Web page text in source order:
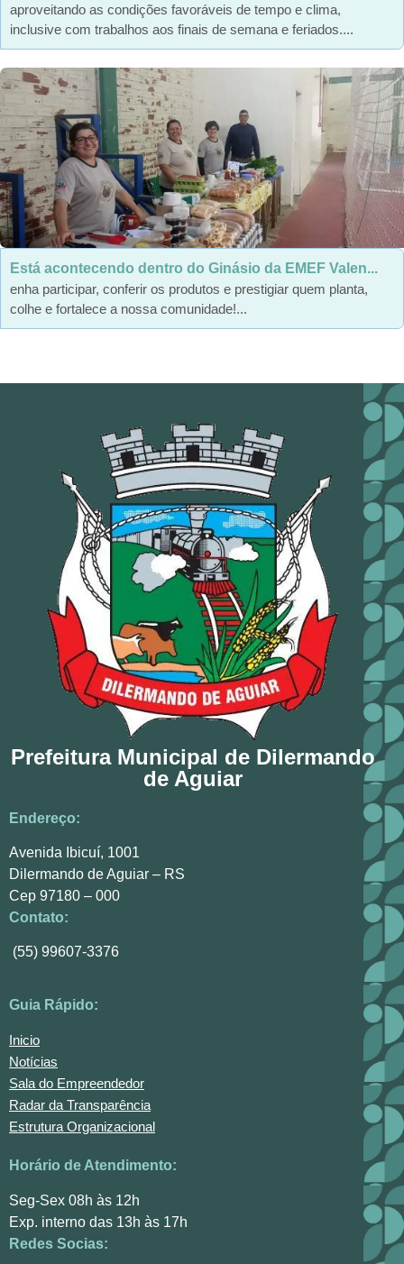
aproveitando as condições favoráveis de tempo e clima,
inclusive com trabalhos aos finais de semana e feriados....
Está acontecendo dentro do Ginásio da EMEF Valen...
enha participar, conferir os produtos e prestigiar quem planta,
colhe e fortalece a nossa comunidade!...
Prefeitura Municipal de Dilermando
de Aguiar
Endereço:
Avenida Ibicuí, 1001
Dilermando de Aguiar – RS
Cep 97180 – 000
Contato:
(55) 99607-3376
Guia Rápido:
Inicio
Notícias
Sala do Empreendedor
Radar da Transparência
Estrutura Organizacional
Horário de Atendimento:
Seg-Sex 08h às 12h
Exp. interno das 13h às 17h
Redes Socias: